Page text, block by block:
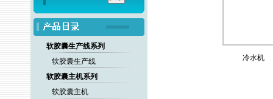
软胶囊生产线系列
软胶囊生产线
软胶囊主机系列
软胶囊主机
冷水机